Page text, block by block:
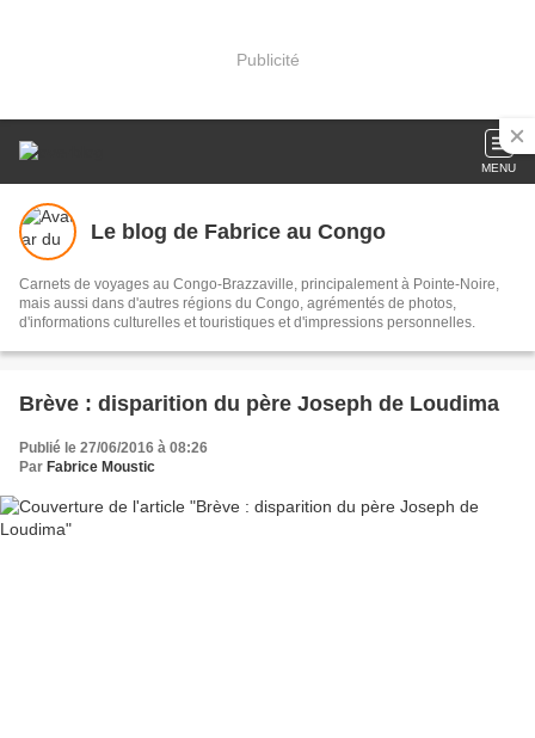
Publicité
MENU
Le blog de Fabrice au Congo
Carnets de voyages au Congo-Brazzaville, principalement à Pointe-Noire,
mais aussi dans d'autres régions du Congo, agrémentés de photos,
d'informations culturelles et touristiques et d'impressions personnelles.
Brève : disparition du père Joseph de Loudima
Publié le 27/06/2016 à 08:26
Par Fabrice Moustic